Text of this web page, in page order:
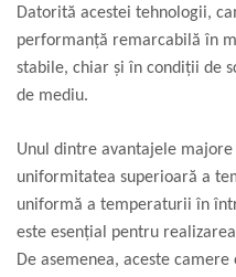
Vibrații
Echilibrări
Sonometrie
Aliniere hidro & termo
Termografie
Datorită acestei tehnologii,
performanță remarcabilă în
stabile, chiar și în condiții de
de mediu.
Unul dintre avantajele
uniformitatea superioară a
uniformă a temperaturii în
este esențial pentru
De asemenea, aceste